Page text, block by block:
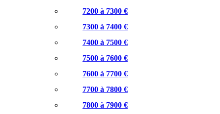
7200 à 7300 €
7300 à 7400 €
7400 à 7500 €
7500 à 7600 €
7600 à 7700 €
7700 à 7800 €
7800 à 7900 €